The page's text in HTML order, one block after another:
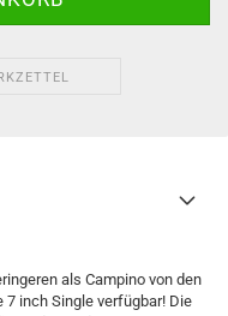
als Campino von den
inch Single verfügbar! Die